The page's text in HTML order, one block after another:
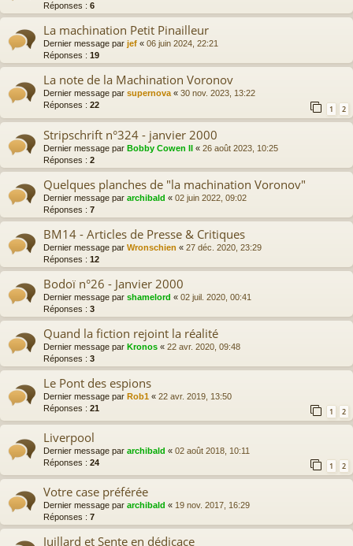
Réponses : 6
La machination Petit Pinailleur
Dernier message par jef « 06 juin 2024, 22:21
Réponses : 19
La note de la Machination Voronov
Dernier message par supernova « 30 nov. 2023, 13:22
Réponses : 22 1 2
Stripschrift n°324 - janvier 2000
Dernier message par Bobby Cowen II « 26 août 2023, 10:25
Réponses : 2
Quelques planches de "la machination Voronov"
Dernier message par archibald « 02 juin 2022, 09:02
Réponses : 7
BM14 - Articles de Presse & Critiques
Dernier message par Wronschien « 27 déc. 2020, 23:29
Réponses : 12
Bodoï n°26 - Janvier 2000
Dernier message par shamelord « 02 juil. 2020, 00:41
Réponses : 3
Quand la fiction rejoint la réalité
Dernier message par Kronos « 22 avr. 2020, 09:48
Réponses : 3
Le Pont des espions
Dernier message par Rob1 « 22 avr. 2019, 13:50
Réponses : 21 1 2
Liverpool
Dernier message par archibald « 02 août 2018, 10:11
Réponses : 24 1 2
Votre case préférée
Dernier message par archibald « 19 nov. 2017, 16:29
Réponses : 7
Juillard et Sente en dédicace